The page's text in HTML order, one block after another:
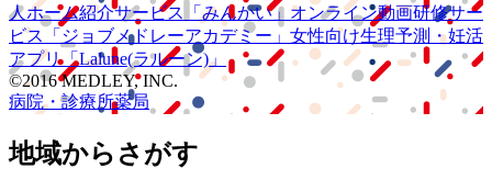
人ホーム紹介サービス
「みんかい」 オンライン動画研修サー
ビス
「ジョブメドレーアカデミー」 女性向け生理予測・妊活
アプリ「Lalune(ラルーン)」
©2016 MEDLEY, INC.
病院・診療所薬局
地域からさがす